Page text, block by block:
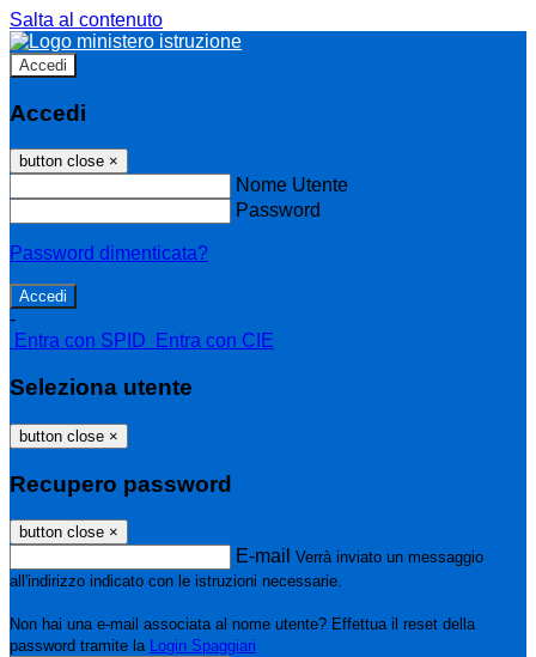
Salta al contenuto
Accedi
Accedi
button close ×
Nome Utente
Password
Password dimenticata?
-
Entra con SPID
Entra con CIE
Seleziona utente
button close ×
Recupero password
button close ×
E-mail Verrà inviato un messaggio
all'indirizzo indicato con le istruzioni necessarie.
Non hai una e-mail associata al nome utente? Effettua il reset della
password tramite la Login Spaggiari